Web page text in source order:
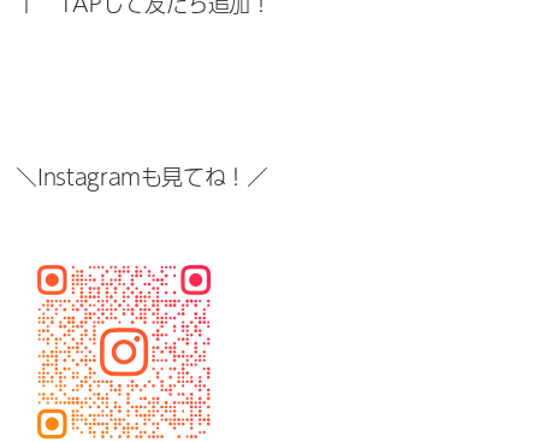
＼Instagramも見てね！／